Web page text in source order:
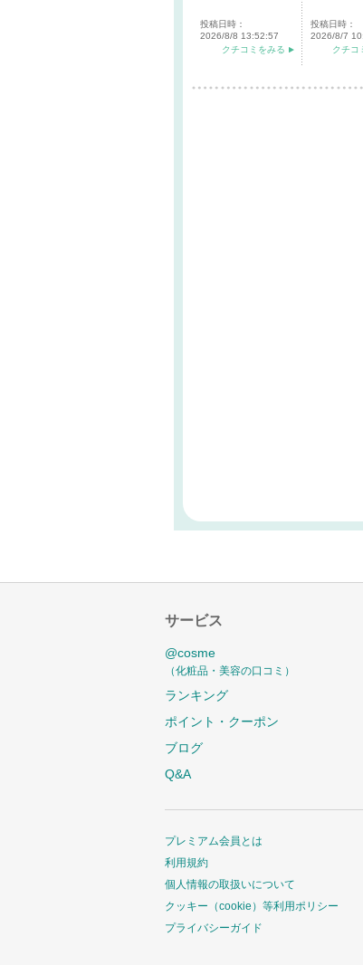
投稿日時：
2026/8/8 13:52:57
クチコミをみる
投稿日時：
2026/8/7
クチコ
サービス
@cosme
（化粧品・美容の口コミ）
ランキング
ポイント・クーポン
ブログ
Q&A
プレミアム会員とは
利用規約
個人情報の取扱いについて
クッキー（cookie）等利用ポリシー
プライバシーガイド